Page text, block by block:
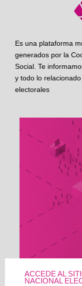
Es una plataforma
generados por la
Social. Te
y todo lo
electorales
ACCEDE AL
NACIONAL